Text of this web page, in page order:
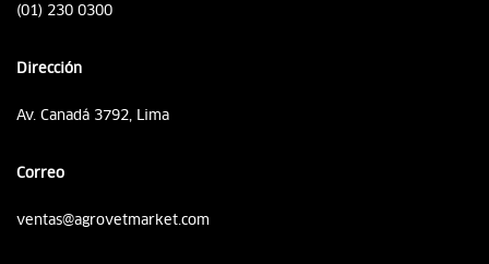
(01) 230 0300
Dirección
Av. Canadá 3792, Lima
Correo
ventas@agrovetmarket.com